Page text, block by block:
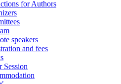
for Authors
speakers
and fees
Session